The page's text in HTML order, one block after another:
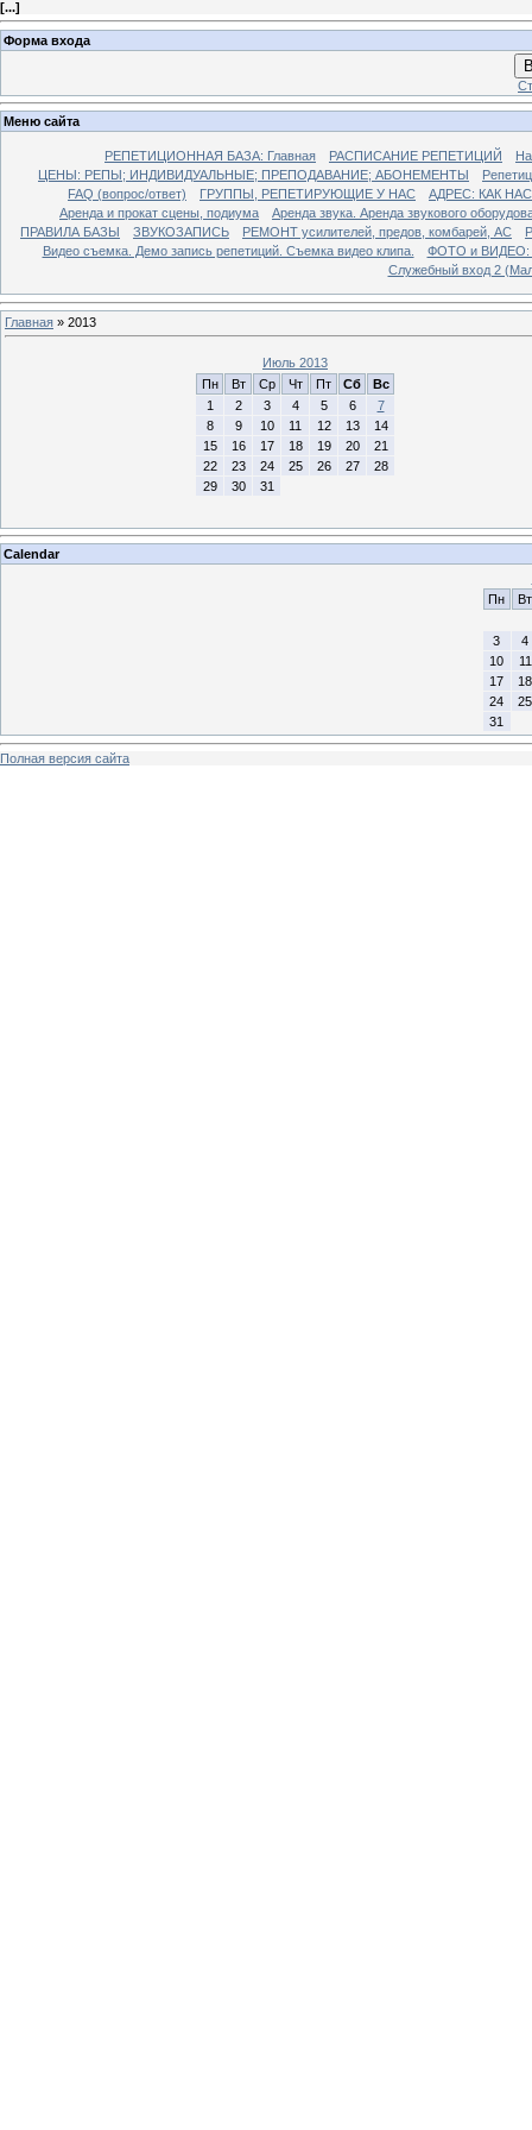
[...]
Форма входа
Меню сайта
РЕПЕТИЦИОННАЯ БАЗА: Главная РАСПИСАНИЕ РЕПЕТИЦИЙ
ЦЕНЫ: РЕПЫ; ИНДИВИДУАЛЬНЫЕ; ПРЕПОДАВАНИЕ; АБОНЕМЕНТЫ
FAQ (вопрос/ответ)
ГРУППЫ, РЕПЕТИРУЮЩИЕ У НАС
АДРЕС: КАК
Аренда и прокат сцены, подиума
Аренда звука. Аренда звукового
ПРАВИЛА БАЗЫ
ЗВУКОЗАПИСЬ РЕМОНТ усилителей, предов, комбарей, АС
Видео съемка. Демо запись репетиций. Съемка видео клипа.
ФОТО и ВИДЕО:
Служебный вход 2
Главная » 2013
Июль 2013
Пн
Вт Ср Чт Пт Сб
Вс
1
2 3 4 5 6
7
8
9 10 11 12 13
14
15
16 17 18 19 20
21
22
23 24 25 26 27
28
29
30 31
Calendar
Пн
Вт
3
4
10
11
17
18
24
25
31
Полная версия сайта